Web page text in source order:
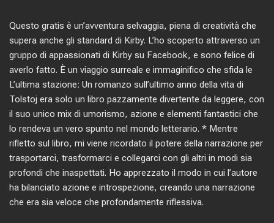
Questo gratis è un’avventura selvaggia, piena di creatività che
supera anche gli standard di Kirby. L’ho scoperto attraverso un
gruppo di appassionati di Kirby su Facebook, e sono felice di
averlo fatto. È un viaggio surreale e immaginifico che sfida le
L’ultima stazione: Un romanzo sull’ultimo anno della vita di
Tolstoj era solo un libro pazzamente divertente da leggere, con
il suo unico mix di umorismo, azione e elementi fantastici che
lo rendeva un vero spunto nel mondo letterario. * Mentre
rifletto sul libro, mi viene ricordato il potere della narrazione per
trasportarci, trasformarci e collegarci con gli altri in modi sia
profondi che inaspettati. Ho apprezzato il modo in cui l’autore
ha bilanciato azione e introspezione, creando una narrazione
che era sia veloce che profondamente riflessiva.